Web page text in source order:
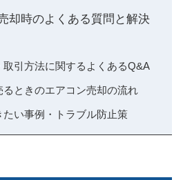
却時のよくある質問と解決
取引方法に関するよくあるQ&A
るときのエアコン売却の流れ
たい事例・トラブル防止策